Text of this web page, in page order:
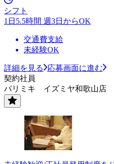
シフト
1日5.5時間 週3日からOK
交通費支給
未経験OK
詳細を見る
応募画面に進む
契約社員
パリミキ イズミヤ和歌山店